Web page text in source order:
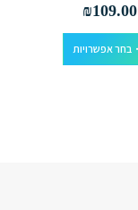
₪109.00
בחר אפשרויות
למוצר זה יש מספר סוגים. ניתן לבחור את האפשרויות בעמוד המוצר